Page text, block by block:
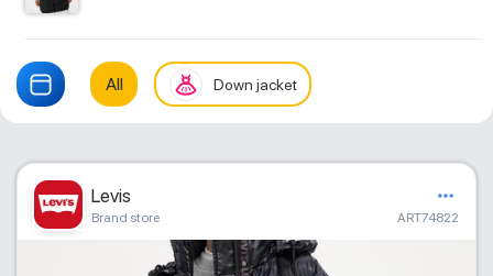
All Down jacket
Levis
Brand store ART74822